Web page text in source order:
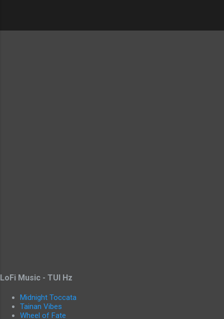
LoFi Music - TUI Hz
Midnight Toccata
Tainan Vibes
Wheel of Fate